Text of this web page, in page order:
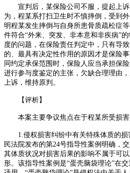
宣判后，某保险公司不服，提起上诉
为，程某系打扫卫生时不慎摔倒，受到
明程某发生摔倒与自身所患骨质疏松症
件符合“外来、突发、非本意和非疾病”
度的问题，在保险责任判定中，只有导
的、最具有决定性作用的原因才是保险
同约定承保范围时，保险人应当承担保
进行参与度鉴定的主张，欠缺合理理由
上诉，维持原判。
【评析】
本案主要争议焦点在于程某所受损害
1. 侵权损害纠纷中有关特殊体质的
民法院发布的第24号指导性案例明确，
其体质状况对损害后果的影响不属于可
形。该指导性案例是“蛋壳脑袋理论”在